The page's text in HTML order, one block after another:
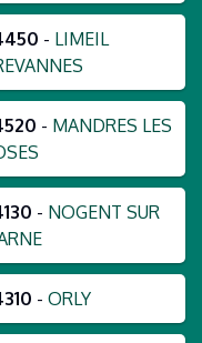
- LIMEIL
- MANDRES LES
- NOGENT SUR
- ORLY